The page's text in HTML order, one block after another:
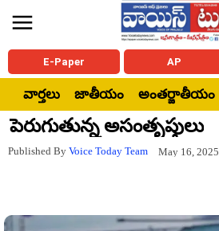
E-Paper AP
వార్తలు జాతీయం అంతర్జాతీయం
పెరుగుతున్న అసంతృప్తులు
Published By Voice Today Team May 16, 2025